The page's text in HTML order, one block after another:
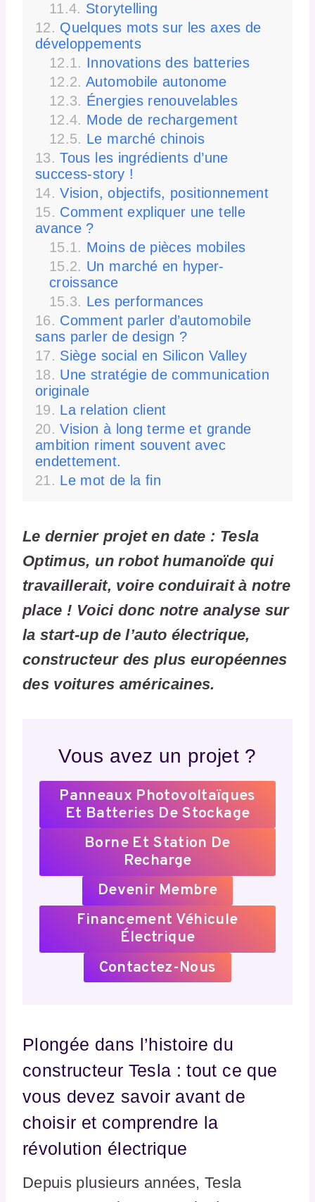
Storytelling
Quelques mots sur les axes de
développements
Innovations des batteries
Automobile autonome
Énergies renouvelables
Mode de rechargement
Le marché chinois
Tous les ingrédients d’une
success-story !
Vision, objectifs, positionnement
Comment expliquer une telle
avance ?
Moins de pièces mobiles
Un marché en hyper-
croissance
Les performances
Comment parler d’automobile
sans parler de design ?
Siège social en Silicon Valley
Une stratégie de communication
originale
La relation client
Vision à long terme et grande
ambition riment souvent avec
endettement.
Le mot de la fin
Le dernier projet en date : Tesla
Optimus, un robot humanoïde qui
travaillerait, voire conduirait à notre
place ! Voici donc notre analyse sur
la start-up de l’auto électrique,
constructeur des plus européennes
des voitures américaines.
Vous avez un projet ?
Panneaux Photovoltaïques
Et Batteries De Stockage
Borne Et Station De
Recharge
Devenir Membre
Financement Véhicule
Électrique
Contactez-Nous
Plongée dans l’histoire du
constructeur Tesla : tout ce que
vous devez savoir avant de
choisir et comprendre la
révolution électrique
Depuis plusieurs années, Tesla